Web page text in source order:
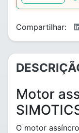
Compartilhar:
Motor
O motor